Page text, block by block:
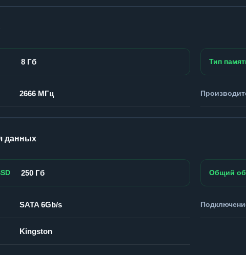
8 Гб Тип
2666 МГц
данных
250 Гб Общий
SATA 6Gb/s
Kingston